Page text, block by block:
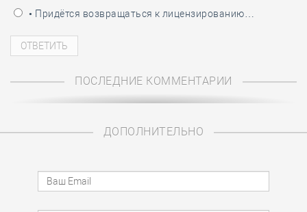
• Придётся возвращаться к лицензированию…
ПОСЛЕДНИЕ КОММЕНТАРИИ
ДОПОЛНИТЕЛЬНО